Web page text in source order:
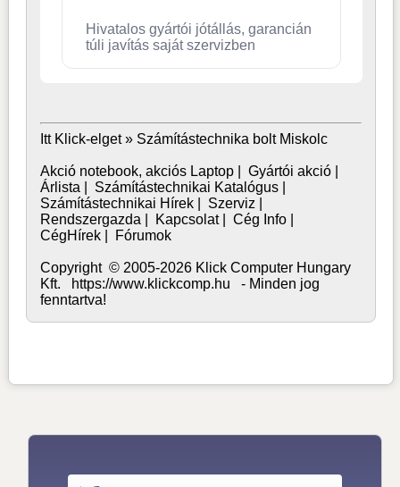
Hivatalos gyártói jótállás, garancián
túli javítás saját szervizben
Itt Klick-elget » Számítástechnika bolt Miskolc
Akció notebook, akciós Laptop |Gyártói akció
Árlista
Számítástechnikai Katalógus
Számítástechnikai Hírek
Szerviz
Rendszergazda
Kapcsolat|Cég Info
CégHírek
Fórumok
Copyright © 2005-2026 Klick Computer Hungary
Kft. https://www.klickcomp.hu - Minden jog
fenntartva!